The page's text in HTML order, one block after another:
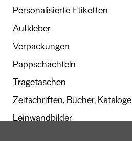
Personalisierte Etiketten
Aufkleber
Verpackungen
Pappschachteln
Tragetaschen
Zeitschriften, Bücher, Kataloge
Leinwandbilder